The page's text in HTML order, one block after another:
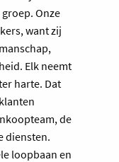
Onze
want zij
Elk neemt
harte. Dat
de
diensten.
loopbaan en